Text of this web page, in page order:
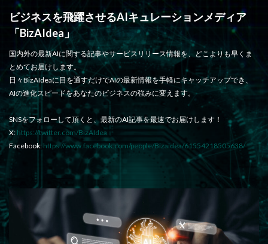
ビジネスを飛躍させるAIキュレーションメディア
「BizAIdea」
国内外の最新AIに関する記事やサービスリリース情報を、どこよりも早くま
とめてお届けします。
日々BizAIdeaに目を通すだけでAIの最新情報を手軽にキャッチアップでき、
AIの進化スピードをあなたのビジネスの強みに変えます。
SNSをフォローして頂くと、最新のAI記事を最速でお届けします！
X: https://twitter.com/BizAIdea
Facebook: https://www.facebook.com/people/Bizaidea/61554218505638/